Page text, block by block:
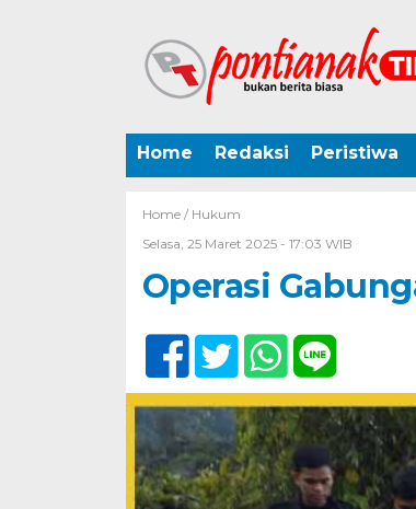
Home Redaksi Peristiwa
Home / Hukum
Selasa, 25 Maret 2025 - 17:03 WIB
Operasi